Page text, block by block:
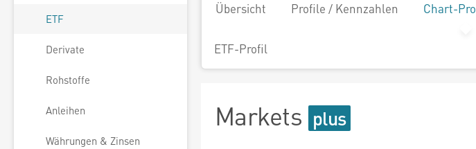
ETF
Derivate
Rohstoffe
Anleihen
Währungen & Zinsen
Übersicht Profile / Kennzahlen Chart-Pro
ETF-Profil
Markets